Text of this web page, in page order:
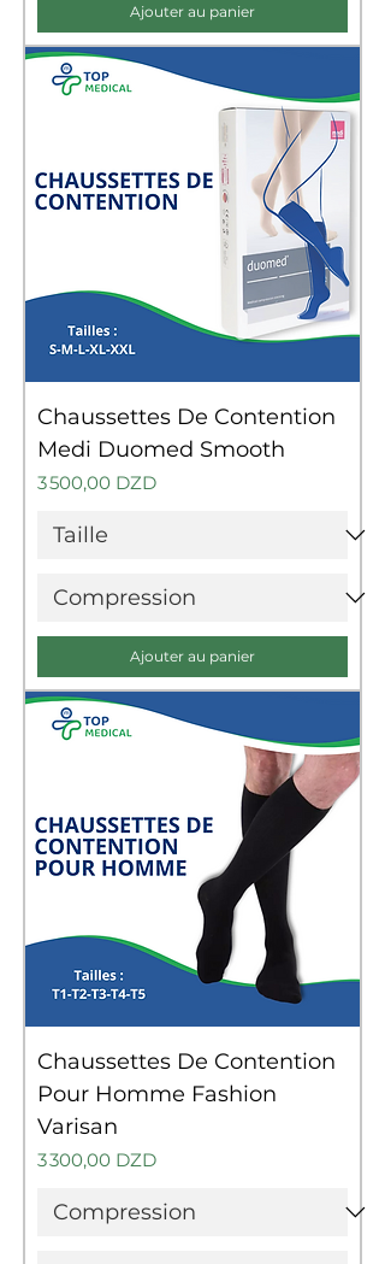
Ajouter au panier
Chaussettes De Contention
Medi Duomed Smooth
Prix
3 500,00 DZD
Ajouter au panier
Chaussettes De Contention
Pour Homme Fashion
Varisan
Prix
3 300,00 DZD